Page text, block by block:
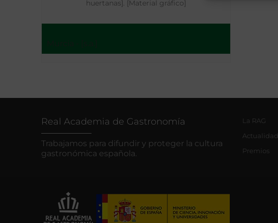
huertanas]. [Material gráfico]
Real Academia de Gastronomía
Trabajamos para difundir y proteger la cultura
gastronómica española.
La RAG
Actualidad
Premios